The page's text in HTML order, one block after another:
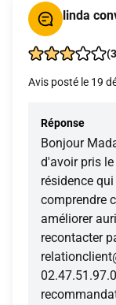
linda
Avis posté le 19
Réponse
Bonjour
d'avoir pris
résidence
comprendre
améliorer
recontacter